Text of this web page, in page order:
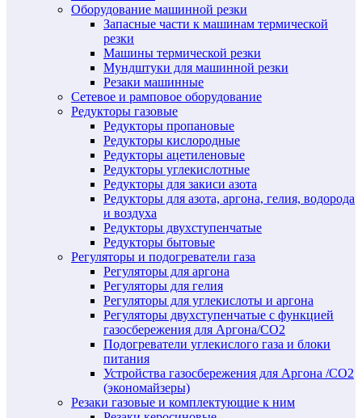
Оборудование машинной резки
Запасные части к машинам термической
резки
Машины термической резки
Мундштуки для машинной резки
Резаки машинные
Сетевое и рамповое оборудование
Редукторы газовые
Редукторы пропановые
Редукторы кислородные
Редукторы ацетиленовые
Редукторы углекислотные
Редукторы для закиси азота
Редукторы для азота, аргона, гелия, водорода
и воздуха
Редукторы двухступенчатые
Редукторы бытовые
Регуляторы и подогреватели газа
Регуляторы для аргона
Регуляторы для гелия
Регуляторы для углекислоты и аргона
Регуляторы двухступенчатые c функцией
газосбережения для Аргона/СО2
Подогреватели углекислого газа и блоки
питания
Устройства газосбережения для Аргона /СО2
(экономайзеры)
Резаки газовые и комплектующие к ним